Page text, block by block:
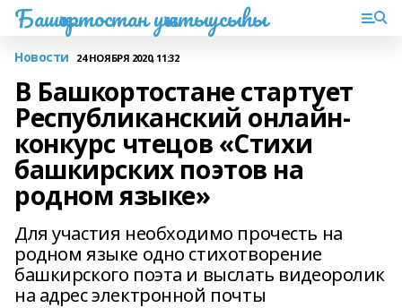
Башҡортостан уҡытыусыһы
Новости 24 НОЯБРЯ 2020, 11:32
В Башкортостане стартует
Республиканский онлайн-
конкурс чтецов «Стихи
башкирских поэтов на
родном языке»
Для участия необходимо прочесть на
родном языке одно стихотворение
башкирского поэта и выслать видеоролик
на адрес электронной почты